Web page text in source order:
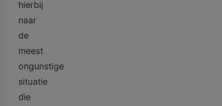
hierbij
naar
de
meest
ongunstige
situatie
die